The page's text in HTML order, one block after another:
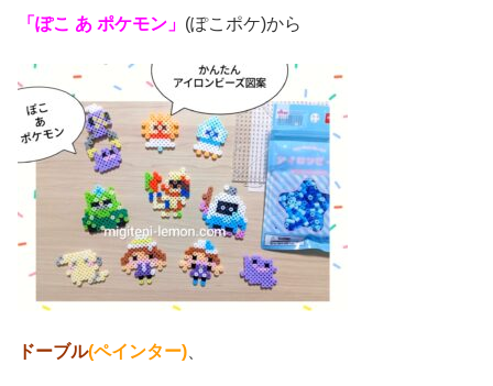
「ぽこ あ ポケモン」 (ぽこポケ)から
ドーブル(ペインター)